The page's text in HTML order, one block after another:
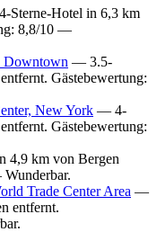
Sterne-Hotel in 6,3 km
8,8/10 —
Downtown — 3.5-
Gästebewertung:
New York — 4-
Gästebewertung:
4,9 km von Bergen
Trade Center Area —
entfernt.